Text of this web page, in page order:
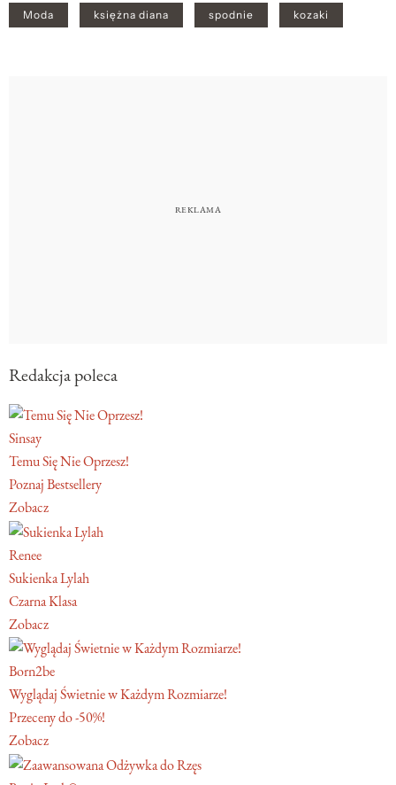
Moda księżna diana spodnie kozaki
Redakcja poleca
Sinsay
Temu Się Nie Oprzesz!
Poznaj Bestsellery
Zobacz
Renee
Sukienka Lylah
Czarna Klasa
Zobacz
Born2be
Wyglądaj Świetnie w Każdym Rozmiarze!
Przeceny do -50%!
Zobacz